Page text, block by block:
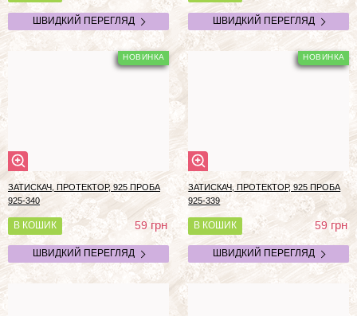
ШВИДКИЙ ПЕРЕГЛЯД ШВИДКИЙ ПЕРЕГЛЯД
ЗАТИСКАЧ, ПРОТЕКТОР, 925 ПРОБА
925-340
В КОШИК 59грн
ШВИДКИЙ ПЕРЕГЛЯД
ЗАТИСКАЧ, ПРОТЕКТОР, 925 ПРОБА
925-339
В КОШИК 59грн
ШВИДКИЙ ПЕРЕГЛЯД